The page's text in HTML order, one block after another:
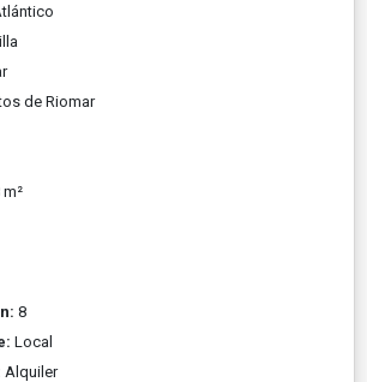
de Riomar
m²
8
Local
Alquiler